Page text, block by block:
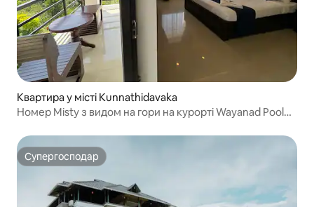
Квартира у місті Kunnathidavaka
Номер Misty з видом на гори на курорті Wayanad Pool
Супергосподар
Супергосподар